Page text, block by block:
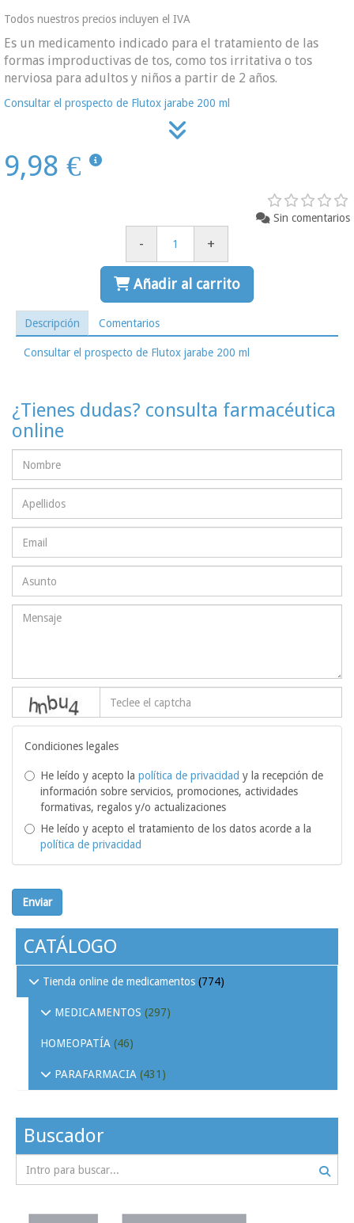
Todos nuestros precios incluyen el IVA
Es un medicamento indicado para el tratamiento de las
formas improductivas de tos, como tos irritativa o tos
nerviosa para adultos y niños a partir de 2 años.
Consultar el prospecto de Flutox jarabe 200 ml
9,98 €
Sin comentarios
- +
Añadir al carrito
Descripción Comentarios
Consultar el prospecto de Flutox jarabe 200 ml
¿Tienes dudas? consulta farmacéutica
online
Condiciones legales
He leído y acepto la política de privacidad y la recepción de
información sobre servicios, promociones, actividades
formativas, regalos y/o actualizaciones
He leído y acepto el tratamiento de los datos acorde a la
política de privacidad
Enviar
CATÁLOGO
Tienda online de medicamentos (774)
MEDICAMENTOS (297)
HOMEOPATÍA (46)
PARAFARMACIA (431)
Buscador